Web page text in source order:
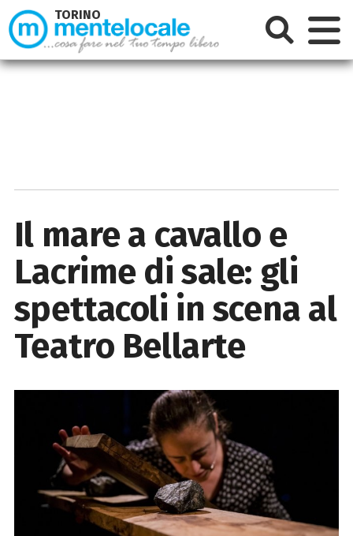
Il mare a cavallo e
Lacrime di sale: gli
spettacoli in scena al
Teatro Bellarte
TORINO